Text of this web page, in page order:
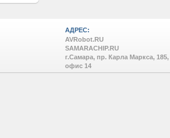
АДРЕС:
AVRobot.RU
SAMARACHIP.RU
г.Самара, пр. Карла Маркса, 185,
офис 14